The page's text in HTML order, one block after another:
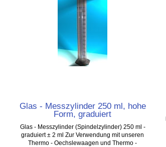
Glas - Messzylinder 250 ml, hohe
Form, graduiert
Glas - Messzylinder (Spindelzylinder) 250 ml -
graduiert ± 2 ml Zur Verwendung mit unseren
Thermo - Oechslewaagen und Thermo -